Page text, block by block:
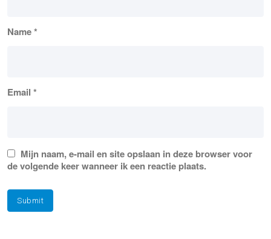
Name*
Email *
Mijn naam, e-mail en site opslaan in deze browser voor
de volgende keer wanneer ik een reactie plaats.